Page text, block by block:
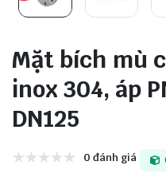
Mặt bích mù
inox 304, áp
DN125
0 đánh giá